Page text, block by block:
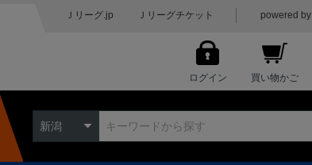
Ｊリーグ.jp Ｊリーグチケット powered by
ログイン 買い物かご
新潟